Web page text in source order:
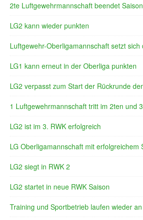
2te Luftgewehrmannschaft beendet Saison
LG2 kann wieder punkten
Luftgewehr-Oberligamannschaft setzt sich
LG1 kann erneut in der Oberliga punkten
LG2 verpasst zum Start der Rückrunde
1 Luftgewehrmannschaft tritt im 2ten und
LG2 ist im 3. RWK erfolgreich
LG Oberligamannschaft mit erfolgreichem
LG2 siegt in RWK 2
LG2 startet in neue RWK Saison
Training und Sportbetrieb laufen wieder an